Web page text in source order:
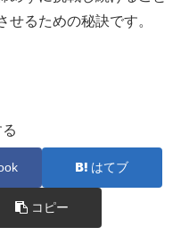
るための秘訣です。
はてブ
コピー